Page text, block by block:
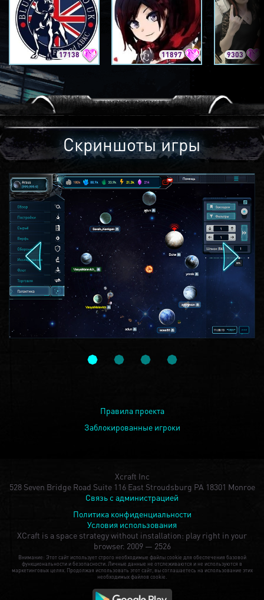
17138 11897 9303
Скриншоты игры
Правила проекта
Заблокированные игроки
Xcraft Inc
528 Seven Bridge Road Suite 116 East Stroudsburg PA 18301 Monroe
Связь с администрацией
Политика конфиденциальности
Условия использования
XCraft is a space strategy without installation: play right in your
browser. 2009 — 2526
Внимание: Этот сайт использует строго необходимые файлы cookie для обеспечения базовой
функциональности и безопасности. Личные данные не отслеживаются и не используются в
маркетинговых целях. Продолжая использовать этот сайт, вы соглашаетесь на использование этих
необходимых файлов cookie.